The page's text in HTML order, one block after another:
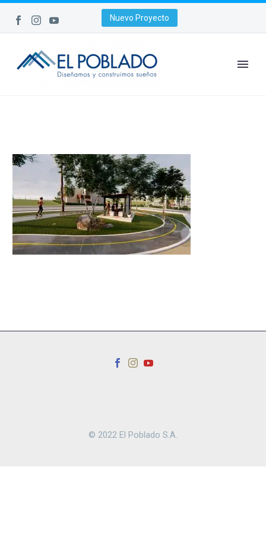
Nuevo Proyecto
© 2022 El Poblado S.A.